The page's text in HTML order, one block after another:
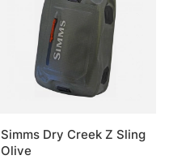
Simms Dry Creek Z Sling
Olive